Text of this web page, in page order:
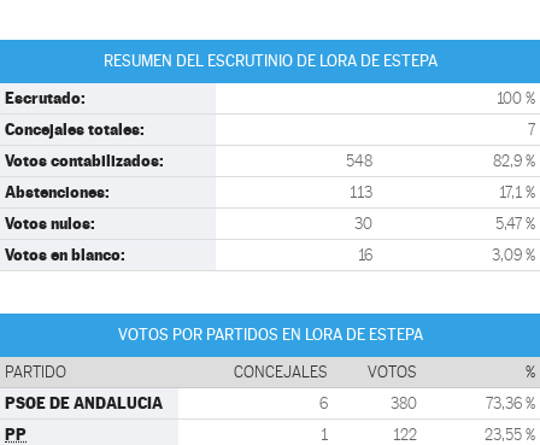
RESUMEN DEL ESCRUTINIO DE LORA DE ESTEPA
Escrutado: 100 %
Concejales totales: 7
Votos contabilizados: 548 82,9 %
Abstenciones: 113 17,1 %
Votos nulos: 30 5,47 %
Votos en blanco: 16 3,09 %
VOTOS POR PARTIDOS EN LORA DE ESTEPA
PARTIDO CONCEJALES VOTOS %
PSOE DE ANDALUCIA 6 380 73,36 %
PP 1 122 23,55 %